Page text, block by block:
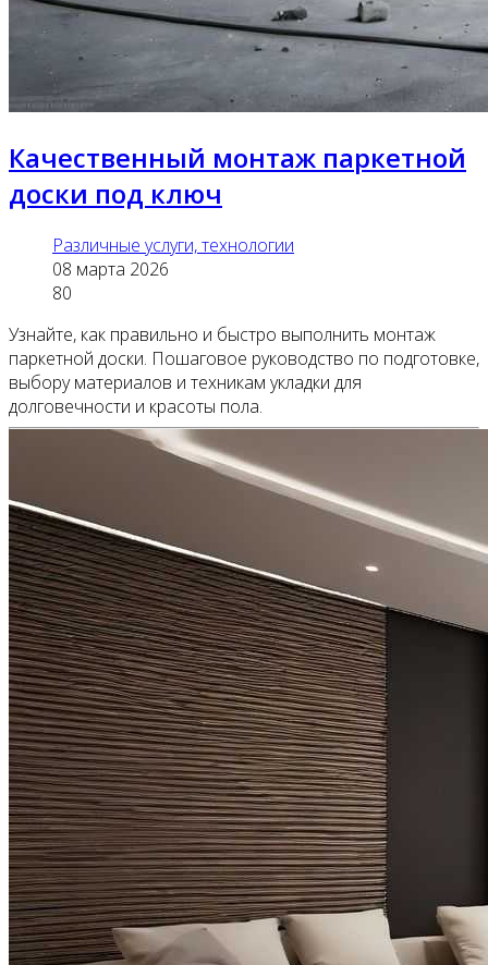
Качественный монтаж паркетной
доски под ключ
Различные услуги, технологии
08 марта 2026
80
Узнайте, как правильно и быстро выполнить монтаж
паркетной доски. Пошаговое руководство по подготовке,
выбору материалов и техникам укладки для
долговечности и красоты пола.